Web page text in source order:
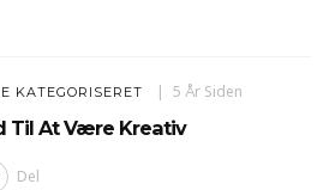
KATEGORISERET 5 År Siden
Til At Være Kreativ
Del